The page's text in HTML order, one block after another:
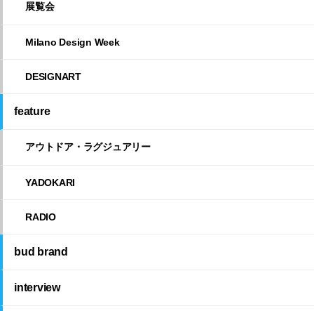
展覧会
Milano Design Week
DESIGNART
feature
アウトドア・ラグジュアリー
YADOKARI
RADIO
bud brand
interview